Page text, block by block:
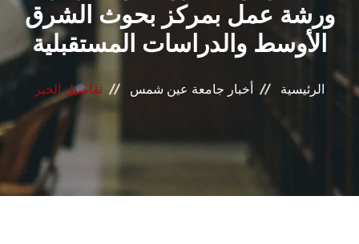
البحث العلمي
المراكز والوحدات
الأنظمة الذكية
ورشة عمل بمركز بحوث الشرق
الأوسط والدراسات المستقبلية
الرئيسية أخبار جامعة عين شمس تفاصيل الخبر